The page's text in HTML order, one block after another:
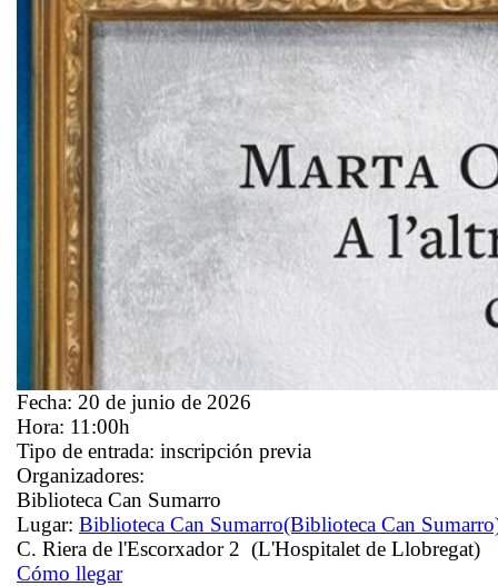
Fecha: 20 de junio de 2026
Hora: 11:00h
Tipo de entrada: inscripción previa
Organizadores:
Biblioteca Can Sumarro
Lugar: Biblioteca Can Sumarro(Biblioteca Can
C. Riera de l'Escorxador 2 (L'Hospitalet de Llobregat)
Cómo llegar